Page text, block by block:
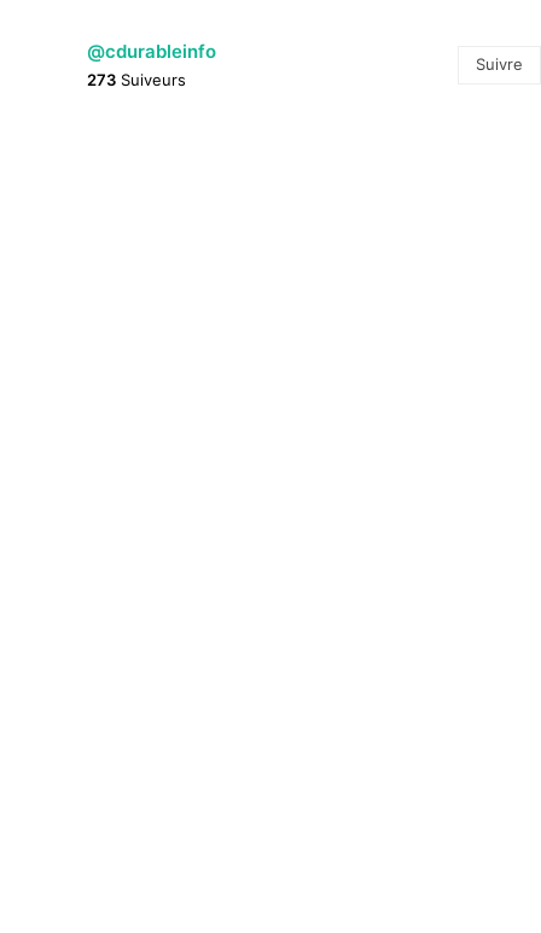
@cdurableinfo
273 Suiveurs
Suivre